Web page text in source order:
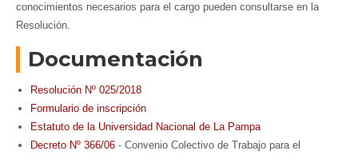
conocimientos necesarios para el cargo pueden consultarse en la
Resolución.
Documentación
Resolución Nº 025/2018
Formulario de inscripción
Estatuto de la Universidad Nacional de La Pampa
Decreto Nº 366/06 - Convenio Colectivo de Trabajo para el